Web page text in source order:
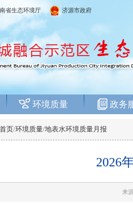
省生态环境厅 济源市政府
环境质量 政务
首页/环境质量/地表水环境质量月报
2026
来